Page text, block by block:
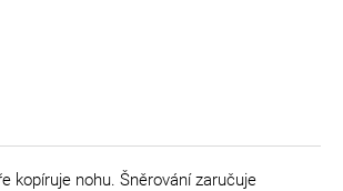
kopíruje nohu. Šněrování zaručuje